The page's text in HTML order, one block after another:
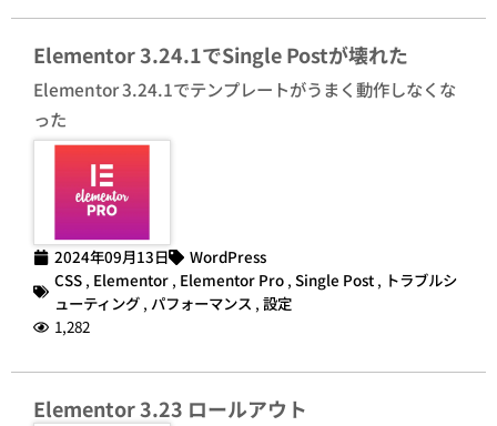
Elementor 3.24.1でSingle Postが壊れた
Elementor 3.24.1でテンプレートがうまく動作しなくな
った
2024年09月13日
WordPress
CSS , Elementor , Elementor Pro , Single Post , トラブルシ
ューティング , パフォーマンス , 設定
1,282
Elementor 3.23 ロールアウト